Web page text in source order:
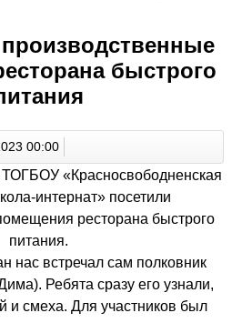
быстрого
00:00
ТОГБОУ «Красносвободненская
интернат» посетили
ресторана быстрого
питания.
нас встречал сам полковник
Ребята сразу его узнали,
и смеха. Для участников был